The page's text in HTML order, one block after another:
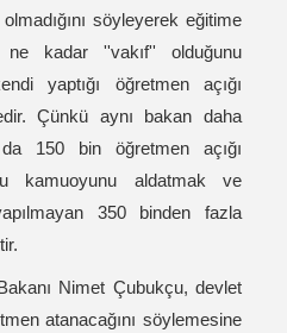
söyleyerek eğitime
ne kadar ''vakıf'' olduğunu
yaptığı öğretmen açığı
Çünkü aynı bakan daha
da 150 bin öğretmen açığı
kamuoyunu aldatmak ve
350 binden fazla
Nimet Çubukçu, devlet
atanacağını söylemesine